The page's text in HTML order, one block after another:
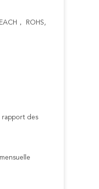
， ROHS,
rapport des